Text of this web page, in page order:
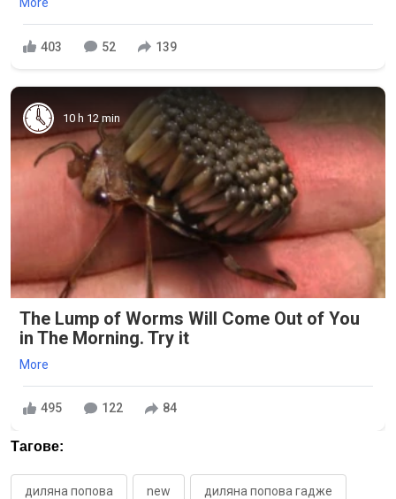
More
403 52 139
10 h 12 min
The Lump of Worms Will Come Out of You
in The Morning. Try it
More
495 122 84
Тагове:
диляна попова new диляна попова гадже